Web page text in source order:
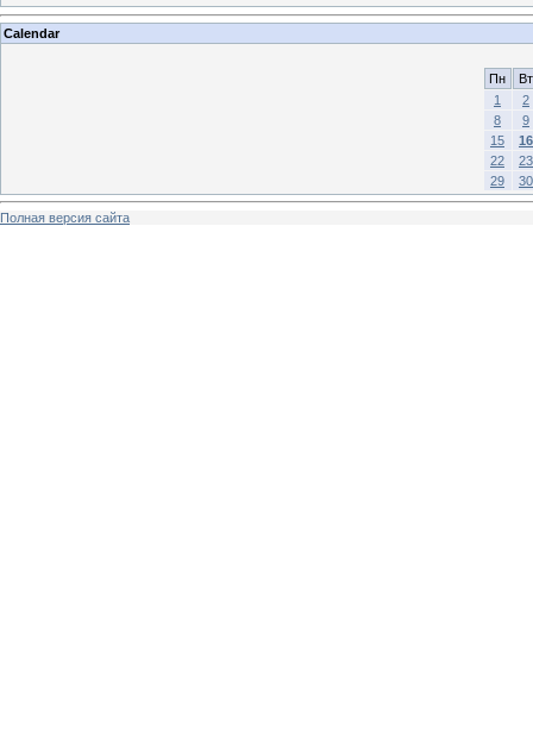
Calendar
Пн
Вт
1
2
8
9
15
16
22
23
29
30
Полная версия сайта